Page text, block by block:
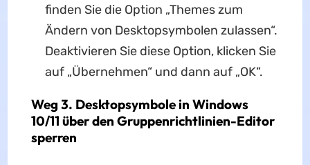
finden Sie die Option „Themes zum
Ändern von Desktopsymbolen zulassen“.
Deaktivieren Sie diese Option, klicken Sie
auf „Übernehmen“ und dann auf „OK“.
Weg 3. Desktopsymbole in Windows
10/11 über den Gruppenrichtlinien-Editor
sperren